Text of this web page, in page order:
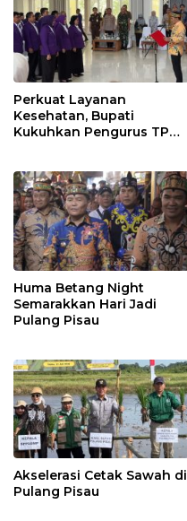
Perkuat Layanan
Kesehatan, Bupati
Kukuhkan Pengurus TP
Huma Betang Night
Semarakkan Hari Jadi
Pulang Pisau
Akselerasi Cetak Sawah di
Pulang Pisau